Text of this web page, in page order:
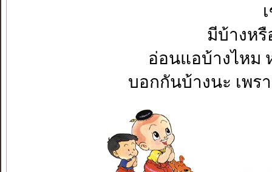
มีบ้างหรื
อ่อนแอบ้างไหม
บอกกันบ้างนะ เพร